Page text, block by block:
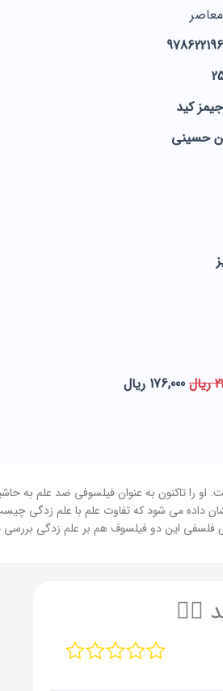
کید
حسینی
176,000 ریال
را تاکنون به عنوان فیلسوفی ضد علم به حاشیه
داده می شود که تفاوت علم با علم زدگی
فلسفی این دو فیلسوف هم بر علم زدگی
✍🏻